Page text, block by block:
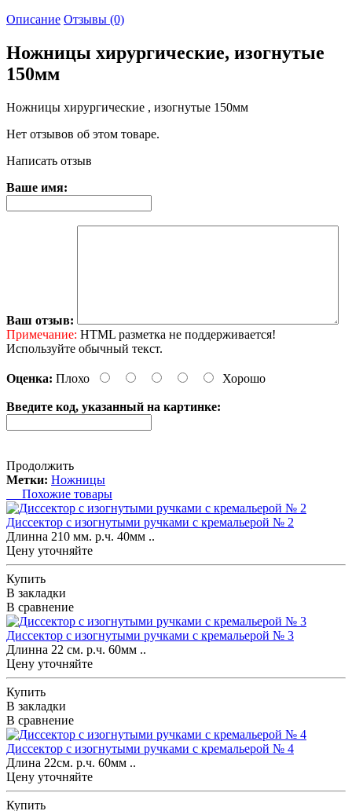
Описание Отзывы (0)
Ножницы хирургические, изогнутые
150мм
Ножницы хирургические , изогнутые 150мм
Нет отзывов об этом товаре.
Написать отзыв
Ваше имя:
Ваш отзыв:
Примечание: HTML разметка не поддерживается!
Используйте обычный текст.
Оценка: Плохо Хорошо
Введите код, указанный на картинке:
Продолжить
Метки: Ножницы
Похожие товары
Диссектор с изогнутыми ручками с кремальерой № 2
Длинна 210 мм. р.ч. 40мм ..
Цену уточняйте
Купить
В закладки
В сравнение
Диссектор с изогнутыми ручками с кремальерой № 3
Длинна 22 см. р.ч. 60мм ..
Цену уточняйте
Купить
В закладки
В сравнение
Диссектор с изогнутыми ручками с кремальерой № 4
Длина 22см. р.ч. 60мм ..
Цену уточняйте
Купить